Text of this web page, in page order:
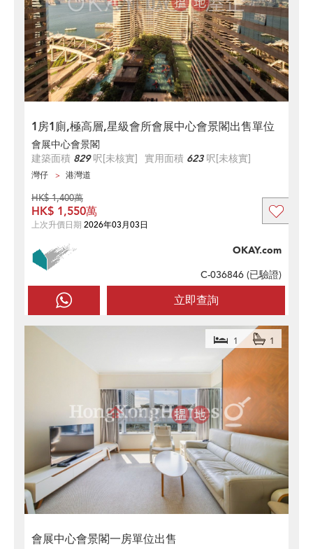
1房1廁,極高層,星級會所會展中心會景閣出售單位
會展中心會景閣
建築面積 829呎[未核實] 實用面積 623呎[未核實]
灣仔 港灣道
立即查詢
OKAY.com
C-036846 (已驗證)
HK$ 1,400萬
HK$ 1,550萬
上次升價日期 2026年03月03日
會展中心會景閣一房單位出售
1 1